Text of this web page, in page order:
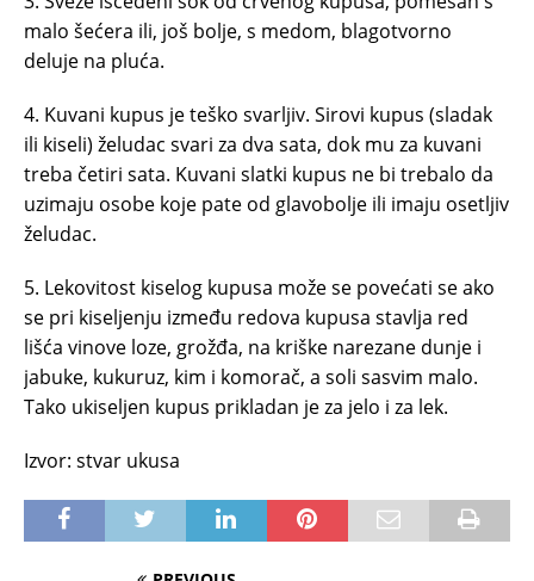
malo šećera ili, još bolje, s medom, blagotvorno
deluje na pluća.
4. Kuvani kupus je teško svarljiv. Sirovi kupus (sladak
ili kiseli) želudac svari za dva sata, dok mu za kuvani
treba četiri sata. Kuvani slatki kupus ne bi trebalo da
uzimaju osobe koje pate od glavobolje ili imaju osetljiv
želudac.
5. Lekovitost kiselog kupusa može se povećati se ako
se pri kiseljenju između redova kupusa stavlja red
lišća vinove loze, grožđa, na kriške narezane dunje i
jabuke, kukuruz, kim i komorač, a soli sasvim malo.
Tako ukiseljen kupus prikladan je za jelo i za lek.
Izvor: stvar ukusa